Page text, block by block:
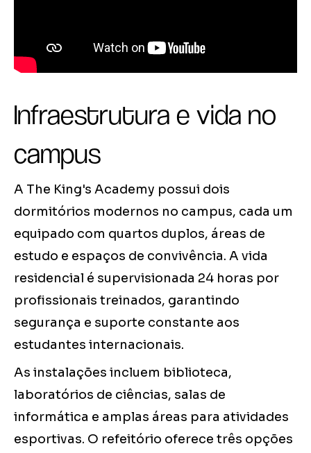
Infraestrutura e vida no
campus
A The King's Academy possui dois
dormitórios modernos no campus, cada um
equipado com quartos duplos, áreas de
estudo e espaços de convivência. A vida
residencial é supervisionada 24 horas por
profissionais treinados, garantindo
segurança e suporte constante aos
estudantes internacionais.
As instalações incluem biblioteca,
laboratórios de ciências, salas de
informática e amplas áreas para atividades
esportivas. O refeitório oferece três opções